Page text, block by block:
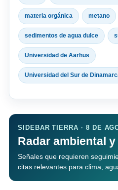
materia orgánica metano
sedimentos de agua dulce
Universidad de Aarhus
Universidad del Sur de
SIDEBAR TIERRA · 8 DE
Radar ambiental
Señales que requieren
citas relevantes para clima,